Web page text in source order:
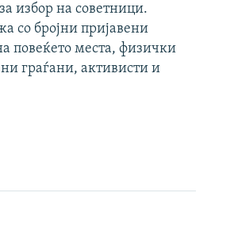
избор на советници.
со бројни пријавени
повеќето места, физички
граѓани, активисти и